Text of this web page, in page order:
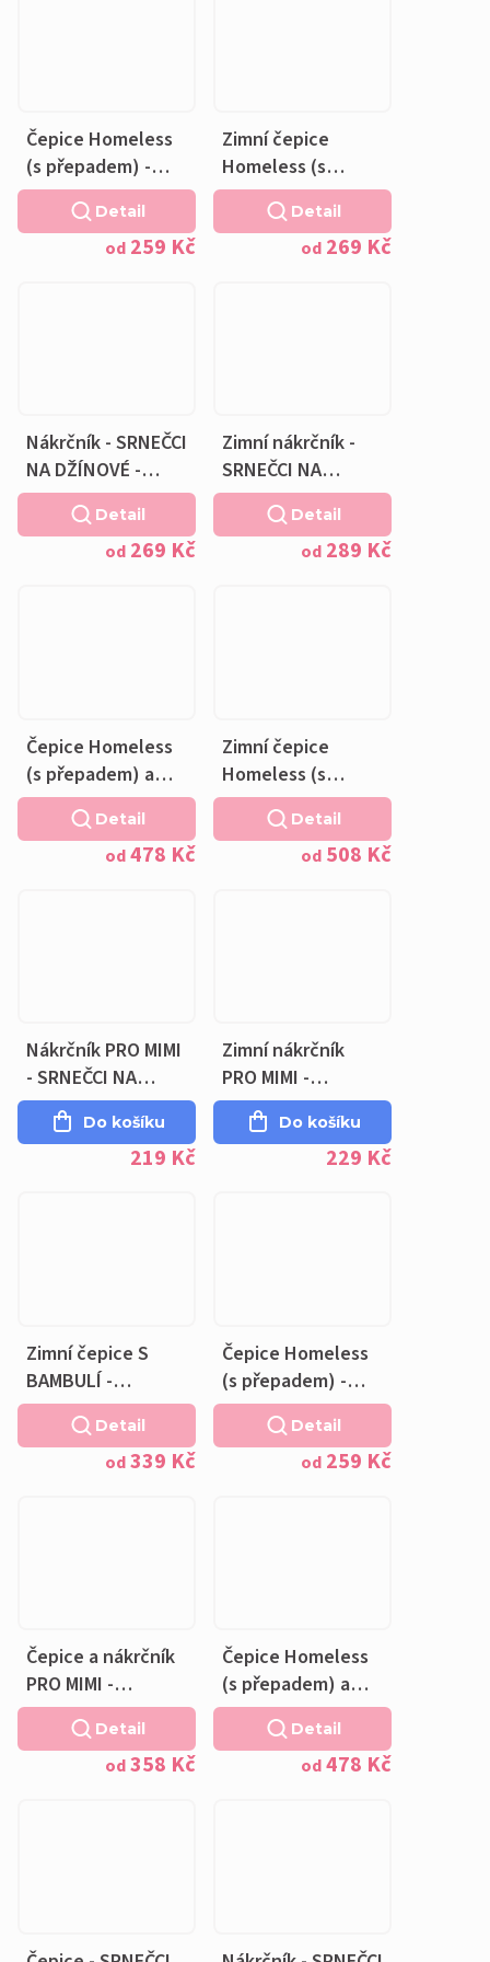
Čepice Homeless
(s přepadem) -
SRNEČCI NA
RIFLOVÉ -
bavlněná růžová
od 259 Kč
Detail
Zimní čepice
Homeless (s
přepadem) -
SRNEČCI NA
RIFLOVÉ - fleecová
od 269 Kč
Detail
Nákrčník - SRNEČCI
NA DŽÍNOVÉ -
bavlněná růžová
podšívka
od 269 Kč
Detail
Zimní nákrčník -
SRNEČCI NA
DŽÍNOVÉ -
fleecová růžová
od 289 Kč
Detail
Čepice Homeless
(s přepadem) a
nákrčník - SRNEČCI
NA DŽÍNOVÉ -
bavlněná růžová
od478 Kč
Detail
Zimní čepice
Homeless (s
přepadem) a
nákrčník - SRNEČCI
NA DŽÍNOVÉ -
od 508 Kč
Detail
Nákrčník PRO MIMI
- SRNEČCI NA
DŽÍNOVÉ -
bavlněná růžová
219 Kč
Do košíku
Zimní nákrčník
PRO MIMI -
SRNEČCI NA
DŽÍNOVÉ -
fleecová růžová229 Kč
Do košíku
Zimní čepice S
BAMBULÍ -
SRNEČCI NA
DŽÍNOVÉ -
fleecová růžová
od339 Kč
Detail
Čepice Homeless
(s přepadem) -
SRNEČCI NA
SVĚTLE RIFLOVÉ -
bavlněná růžová
od 259 Kč
Detail
Čepice a nákrčník
PRO MIMI -
SRNEČCI NA
SVĚTLE RIFLOVÉ -
bavlněná růžová
od358 Kč
Detail
Čepice Homeless
(s přepadem) a
nákrčník - SRNEČCI
NA SVĚTLE
DŽÍNOVÉ -od478 Kč
Detail